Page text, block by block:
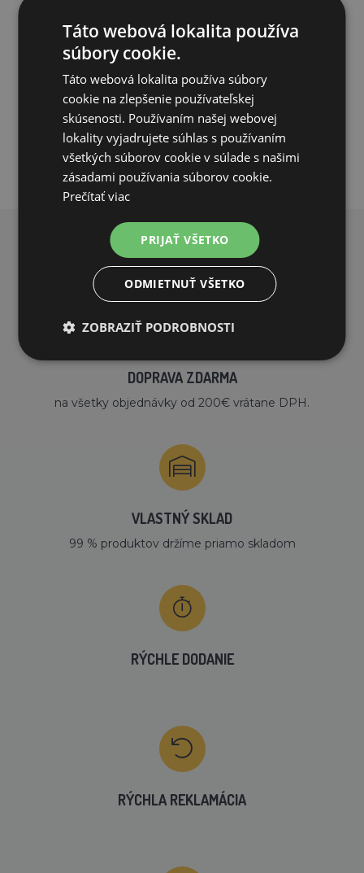
10,21€
SKLADOM
PRIDAŤ DO KOŠÍKA
PREČO NAKUPOVAŤ U NÁS?
DOPRAVA ZDARMA
na všetky objednávky od 200€ vrátane DPH.
VLASTNÝ SKLAD
99 % produktov držíme priamo skladom
RÝCHLE DODANIE
RÝCHLA REKLAMÁCIA
Táto webová lokalita používa
súbory cookie.
Táto webová lokalita používa súbory
cookie na zlepšenie používateľskej
skúsenosti. Používaním našej webovej
lokality vyjadrujete súhlas s používaním
všetkých súborov cookie v súlade s našimi
zásadami používania súborov cookie.
Prečítať viac
PRIJAŤ VŠETKO
ODMIETNUŤ VŠETKO
ZOBRAZIŤ PODROBNOSTI